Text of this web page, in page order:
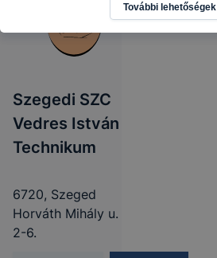
Szegedi SZC
Vedres István
Technikum
6720, Szeged
Horváth Mihály u.
2-6.
További lehetőségek